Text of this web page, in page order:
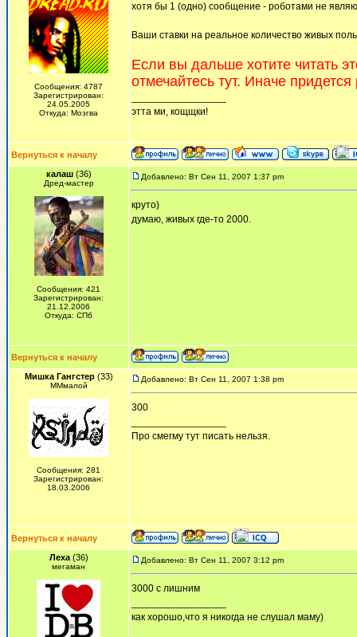
Сообщения: 4787
Зарегистрирован:
24.05.2005
Откуда: Мозгва
хотя бы 1 (одно) сообщение - роботами не
Ваши ставки на реальное количество живых
Если вы дальше хотите читать
отмечайтесь тут. Иначе
этта ми, кощщки!
Вернуться к началу
калаш(36)
Дред-мастер
Сообщения: 421
Зарегистрирован:
21.12.2006
Откуда: СПб
Добавлено: Вт Сен 11, 2007 1:37 pm
круто)
думаю, живых где-то 2000.
Вернуться к началу
Мишка Гангстер(33)
ММмалой
Сообщения: 281
Зарегистрирован:
18.03.2006
Добавлено: Вт Сен 11, 2007 1:38 pm
300
Про смегму тут писать нельзя.
Вернуться к началу
Леха(36)
мегаман
Добавлено: Вт Сен 11, 2007 3:12 pm
3000 с лишним
как хорошо,что я никогда не слушал маму)